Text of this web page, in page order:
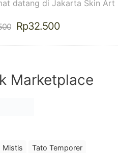
datang di Jakarta Skin Art
Harga
Rp32.500Harga
Rp32.500.
Marketplace
Mistis Tato Temporer